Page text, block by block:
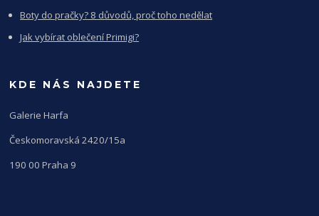
Boty do pračky? 8 důvodů, proč toho nedělat
Jak vybírat oblečení Primigi?
KDE NÁS NAJDETE
Galerie Harfa
Českomoravská 2420/15a
190 00 Praha 9